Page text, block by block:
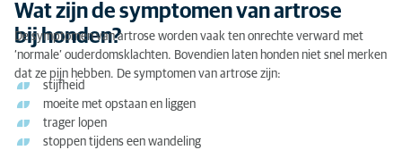
Wat zijn de symptomen van artrose
bij honden?
De symptomen van artrose worden vaak ten onrechte verward met
‘normale’ ouderdomsklachten. Bovendien laten honden niet snel merken
dat ze pijn hebben. De symptomen van artrose zijn:
stijfheid
moeite met opstaan en liggen
trager lopen
stoppen tijdens een wandeling